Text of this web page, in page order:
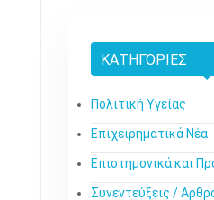
ΚΑΤΗΓΟΡΊΕΣ
Πολιτική Υγείας
Επιχειρηματικά Νέα
Επιστημονικά και
Συνεντεύξεις /